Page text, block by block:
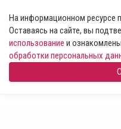
На информационном ресурсе
Оставаясь на сайте, вы
использование и
обработки персональных